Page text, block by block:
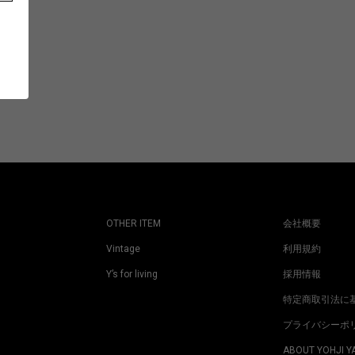
OTHER ITEM
Vintage
Y’s for living
会社概要
利用規約
採用情報
特定商取引法に
プライバシーポ
ABOUT YOHJI